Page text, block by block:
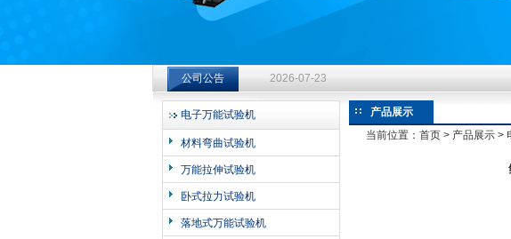
公司公告 2026-07-23
钻杆扭转试验台选型指南：从额定扭矩到加载频率的工
2026-07-23
钻杆扭转试验台选型指南：从额定扭矩到加载频率的工
2026-07-23
电子万能试验机
材料弯曲试验机
万能拉伸试验机
卧式拉力试验机
落地式万能试验机
产品展示
当前位置： 首页 > 产品展示 >